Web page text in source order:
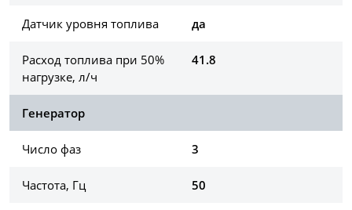
Датчик уровня топлива да
Расход топлива при 50%
нагрузке, л/ч
41.8
Генератор
Число фаз 3
Частота, Гц 50